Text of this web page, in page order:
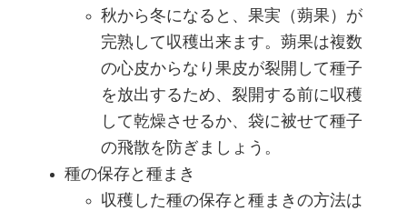
秋から冬になると、果実（蒴果）が
完熟して収穫出来ます。蒴果は複数
の心皮からなり果皮が裂開して種子
を放出するため、裂開する前に収穫
して乾燥させるか、袋に被せて種子
の飛散を防ぎましょう。
種の保存と種まき
収穫した種の保存と種まきの方法は